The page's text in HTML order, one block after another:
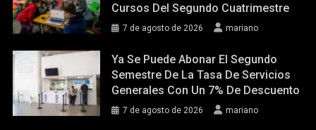
Cursos Del Segundo Cuatrimestre
7 de agosto de 2026 mariano
Ya Se Puede Abonar El Segundo
Semestre De La Tasa De Servicios
Generales Con Un 7% De Descuento
7 de agosto de 2026 mariano